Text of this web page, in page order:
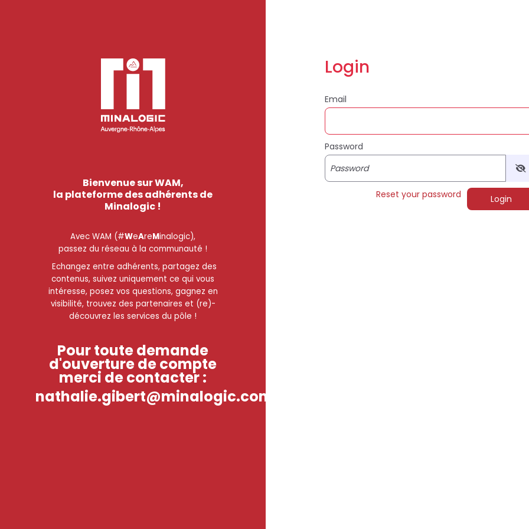
Bienvenue sur WAM,
la plateforme des adhérents de
Minalogic !
Avec WAM (#WeAreMinalogic),
passez du réseau à la communauté !
Echangez entre adhérents, partagez des
contenus, suivez uniquement ce qui vous
intéresse, posez vos questions, gagnez en
visibilité, trouvez des partenaires et (re)-
découvrez les services du pôle !
Pour toute demande
d'ouverture de compte
merci de contacter :
nathalie.gibert@minalogic.com
Login
Email
Password
Login
Reset your password